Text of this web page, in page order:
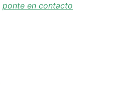
ponte en contacto